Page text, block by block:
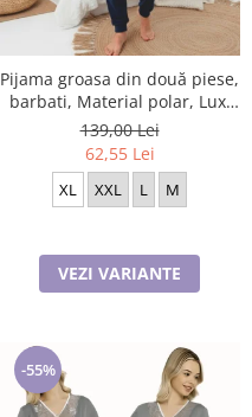
Pijama groasa din două piese,
barbati, Material polar, Lux,
BakI90 100%micro
139,00 Lei
62,55 Lei
XL XXL L M
VEZI VARIANTE
-55%